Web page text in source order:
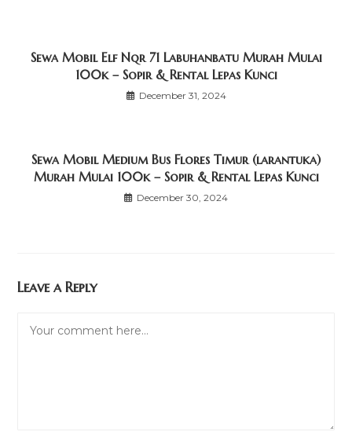
Sewa Mobil Elf Nqr 71 Labuhanbatu Murah Mulai
100k – Sopir & Rental Lepas Kunci
December 31, 2024
Sewa Mobil Medium Bus Flores Timur (larantuka)
Murah Mulai 100k – Sopir & Rental Lepas Kunci
December 30, 2024
Leave a Reply